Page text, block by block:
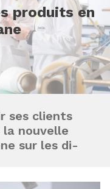
produits en
ses clients
nouvelle
sur les di-